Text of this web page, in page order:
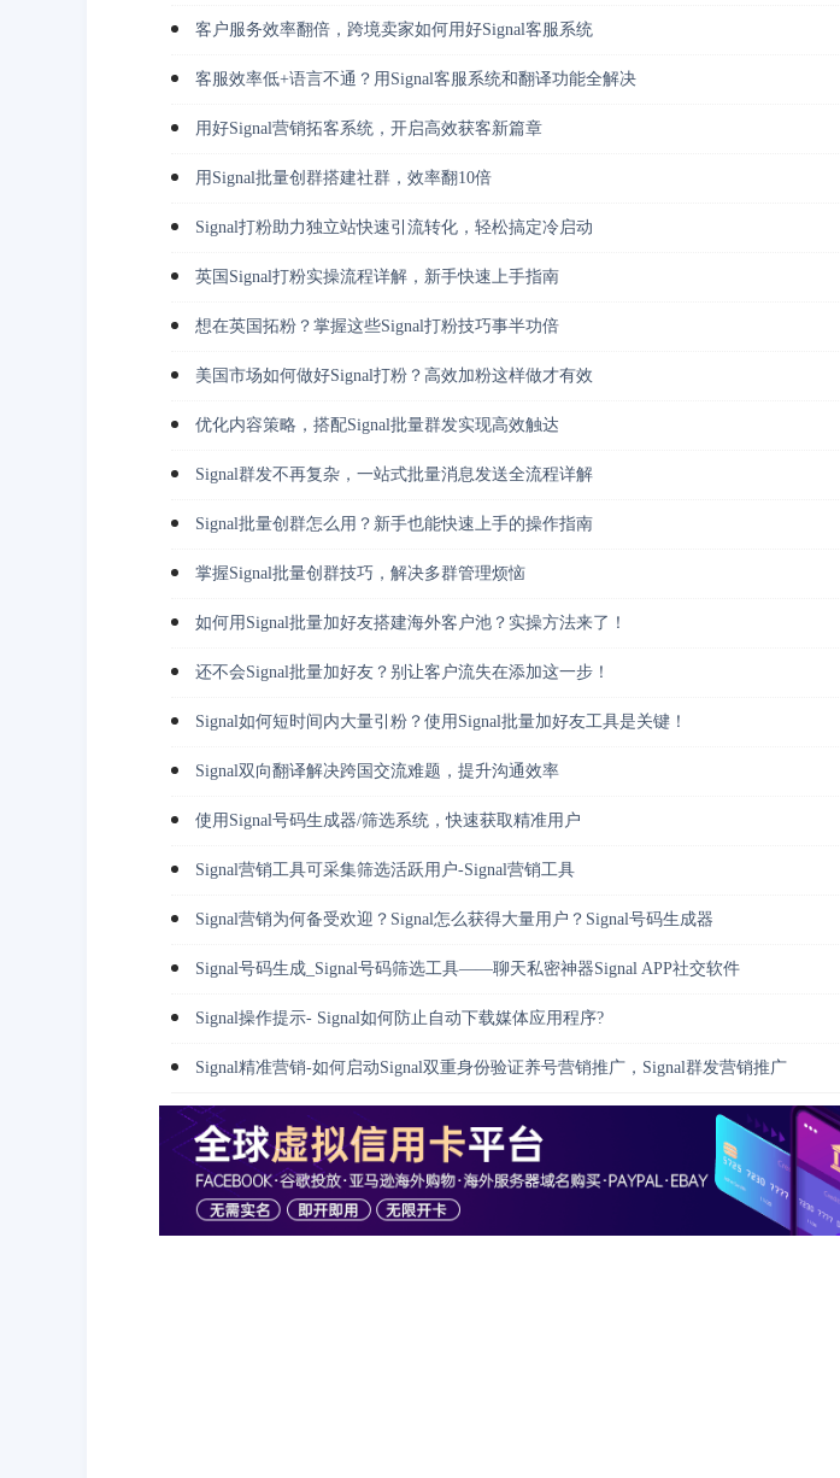
客户服务效率翻倍，跨境卖家如何用好Signal客服系统
客服效率低+语言不通？用Signal客服系统和翻译功能全解决
用好Signal营销拓客系统，开启高效获客新篇章
用Signal批量创群搭建社群，效率翻10倍
Signal打粉助力独立站快速引流转化，轻松搞定冷启动
英国Signal打粉实操流程详解，新手快速上手指南
想在英国拓粉？掌握这些Signal打粉技巧事半功倍
美国市场如何做好Signal打粉？高效加粉这样做才有效
优化内容策略，搭配Signal批量群发实现高效触达
Signal群发不再复杂，一站式批量消息发送全流程详解
Signal批量创群怎么用？新手也能快速上手的操作指南
掌握Signal批量创群技巧，解决多群管理烦恼
如何用Signal批量加好友搭建海外客户池？实操方法来了！
还不会Signal批量加好友？别让客户流失在添加这一步！
Signal如何短时间内大量引粉？使用Signal批量加好友工具是关键！
Signal双向翻译解决跨国交流难题，提升沟通效率
使用Signal号码生成器/筛选系统，快速获取精准用户
Signal营销工具可采集筛选活跃用户-Signal营销工具
Signal营销为何备受欢迎？Signal怎么获得大量用户？Signal号码生成器
Signal号码生成_Signal号码筛选工具——聊天私密神器Signal APP社交软件
Signal操作提示- Signal如何防止自动下载媒体应用程序?
Signal精准营销-如何启动Signal双重身份验证养号营销推广，Signal群发营销推广